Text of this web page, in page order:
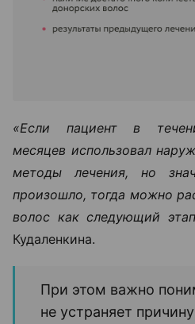
«Если пациент в
месяцев использовал
методы лечения, но
произошло, тогда можно
волос как следующий
Кудаленкина.
При этом важно
не устраняет причину